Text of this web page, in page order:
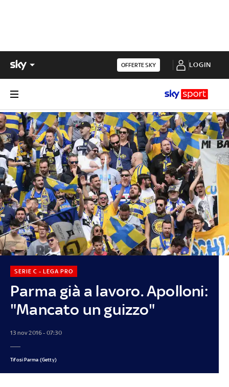
OFFERTE SKY LOGIN
Parma già a lavoro. Apolloni:
"Mancato un guizzo"
SERIE C - LEGA PRO
13 nov 2016 - 07:30
Tifosi Parma (Getty)